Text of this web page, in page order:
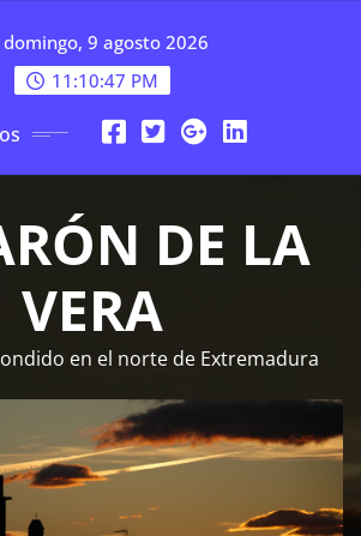
domingo, 9 agosto 2026
11:10:48 PM
DE LA
VERA
en el norte de Extremadura